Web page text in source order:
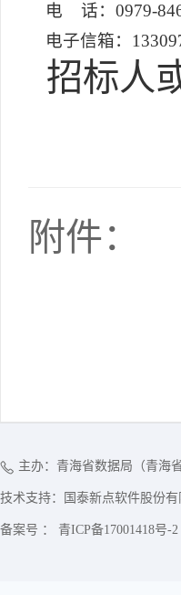
电 话：0979-
电子信箱：
招标人
附件：
主办：青海省数据局（青海
技术支持：国泰新点软件股份有
备案号 ： 青ICP备17001418号-2